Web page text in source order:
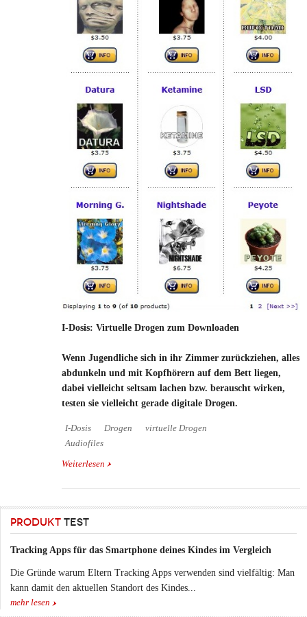
I-Dosis: Virtuelle Drogen zum Downloaden
Wenn Jugendliche sich in ihr Zimmer zurückziehen, alles
abdunkeln und mit Kopfhörern auf dem Bett liegen,
dabei vielleicht seltsam lachen bzw. berauscht wirken,
testen sie vielleicht gerade digitale Drogen.
I-Dosis Drogen
virtuelle Drogen
Audiofiles
Weiterlesen über I-Dosis: Virtuelle Drogen zum Downloaden
PRODUKT TEST
Tracking Apps für das Smartphone deines Kindes im Vergleich
Die Gründe warum Eltern Tracking Apps verwenden sind vielfältig: Man
kann damit den aktuellen Standort des Kindes...
mehr lesen